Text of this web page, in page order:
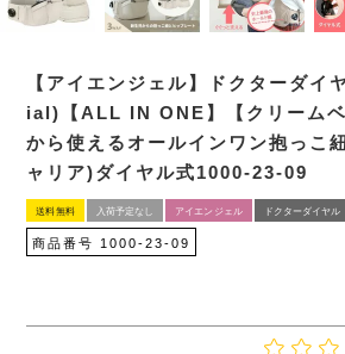
【アイエンジェル】ドクターダ
ial)【ALL IN ONE】【クリーム
から使えるオールインワン抱っこ
ャリア)ダイヤル式1000-23-09
送料無料 入荷予定なし アイエンジェル ドクターダイヤル
商品番号 1000-23-09